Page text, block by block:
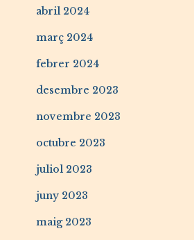
abril 2024
març 2024
febrer 2024
desembre 2023
novembre 2023
octubre 2023
juliol 2023
juny 2023
maig 2023